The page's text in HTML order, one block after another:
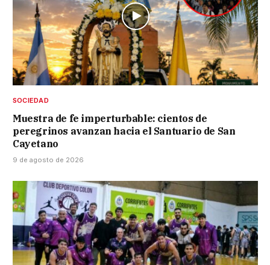
SOCIEDAD
Muestra de fe imperturbable: cientos de
peregrinos avanzan hacia el Santuario de San
Cayetano
9 de agosto de 2026